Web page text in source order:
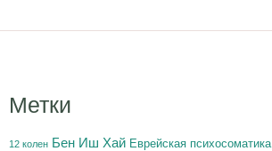
Метки
12 колен Бен Иш Хай Еврейская психосоматика